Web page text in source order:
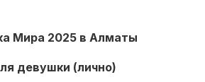
Мира 2025 в Алматы
девушки (лично)